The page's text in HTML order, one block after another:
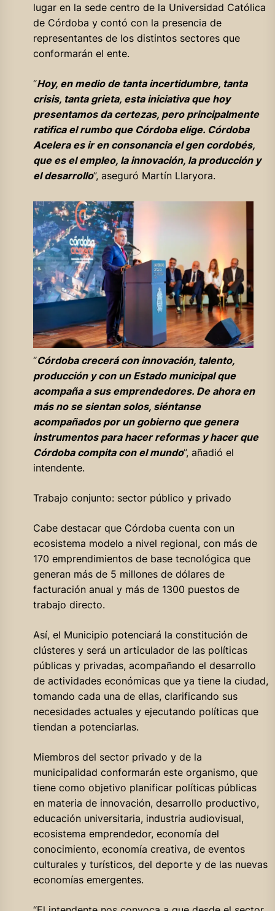
lugar en la sede centro de la Universidad Católica
de Córdoba y contó con la presencia de
representantes de los distintos sectores que
conformarán el ente.
“Hoy, en medio de tanta incertidumbre, tanta
crisis, tanta grieta, esta iniciativa que hoy
presentamos da certezas, pero principalmente
ratifica el rumbo que Córdoba elige. Córdoba
Acelera es ir en consonancia el gen cordobés,
que es el empleo, la innovación, la producción y
el desarrollo”, aseguró Martín Llaryora.
“Córdoba crecerá con innovación, talento,
producción y con un Estado municipal que
acompaña a sus emprendedores. De ahora en
más no se sientan solos, siéntanse
acompañados por un gobierno que genera
instrumentos para hacer reformas y hacer que
Córdoba compita con el mundo”, añadió el
intendente.
Trabajo conjunto: sector público y privado
Cabe destacar que Córdoba cuenta con un
ecosistema modelo a nivel regional, con más de
170 emprendimientos de base tecnológica que
generan más de 5 millones de dólares de
facturación anual y más de 1300 puestos de
trabajo directo.
Así, el Municipio potenciará la constitución de
clústeres y será un articulador de las políticas
públicas y privadas, acompañando el desarrollo
de actividades económicas que ya tiene la ciudad,
tomando cada una de ellas, clarificando sus
necesidades actuales y ejecutando políticas que
tiendan a potenciarlas.
Miembros del sector privado y de la
municipalidad conformarán este organismo, que
tiene como objetivo planificar políticas públicas
en materia de innovación, desarrollo productivo,
educación universitaria, industria audiovisual,
ecosistema emprendedor, economía del
conocimiento, economía creativa, de eventos
culturales y turísticos, del deporte y de las nuevas
economías emergentes.